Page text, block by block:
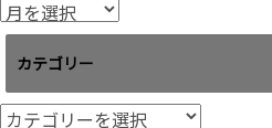
ア
ー
イ
ブ
カテゴリー
カ